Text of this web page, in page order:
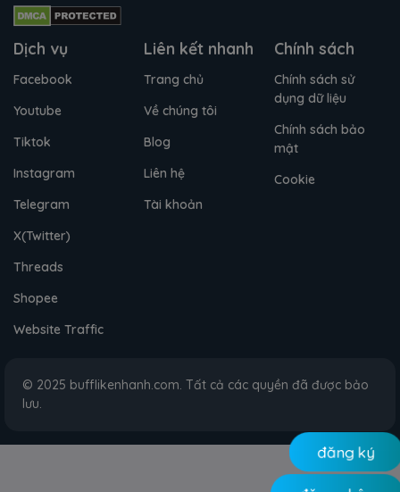
đăng ký
Dịch vụ
Facebook
Youtube
Tiktok
Instagram
Telegram
X(Twitter)
Threads
Shopee
Website Traffic
Liên kết nhanh
Trang chủ
Về chúng tôi
Blog
Liên hệ
Tài khoản
Chính sách
Chính sách sử
dụng dữ liệu
Chính sách bảo
mật
Cookie
© 2025 bufflikenhanh.com. Tất cả các quyền đã được bảo
lưu.